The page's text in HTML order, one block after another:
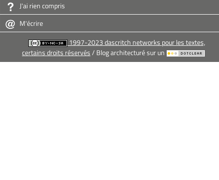
J'ai rien compris
M'écrire
1997-2023 dascritch networks pour les textes,
certains droits réservés/ Blog architecturé sur un